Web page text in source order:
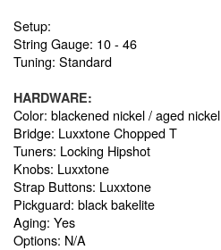
Setup:
String Gauge: 10 - 46
Tuning: Standard
HARDWARE:
Color: blackened nickel / aged nickel
Bridge: Luxxtone Chopped T
Tuners: Locking Hipshot
Knobs: Luxxtone
Strap Buttons: Luxxtone
Pickguard: black bakelite
Aging: Yes
Options: N/A